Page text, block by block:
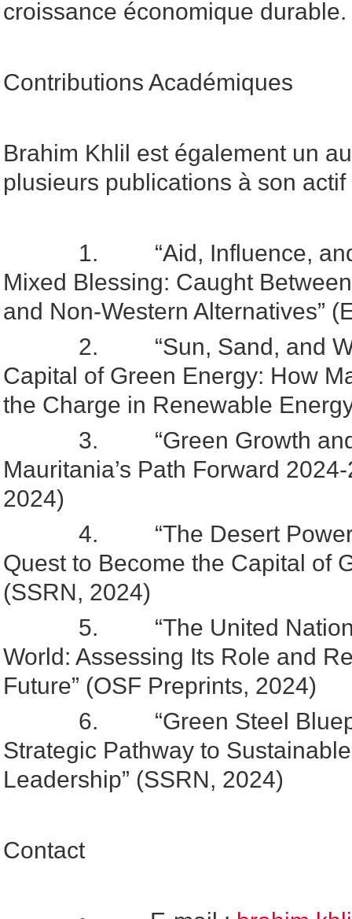
croissance économique durable.
Contributions Académiques
Brahim Khlil est également un
plusieurs publications à son actif
1. “Aid, Influence, and
Mixed Blessing: Caught
and Non-Western Alternatives”
2. “Sun, Sand, and
Capital of Green Energy: How
the Charge in Renewable
3. “Green Growth and
Mauritania’s Path Forward
2024)
4. “The Desert
Quest to Become the Capital of
(SSRN, 2024)
5. “The United Nation
World: Assessing Its Role and
Future” (OSF Preprints, 2024)
6. “Green Steel
Strategic Pathway to
Leadership” (SSRN, 2024)
Contact